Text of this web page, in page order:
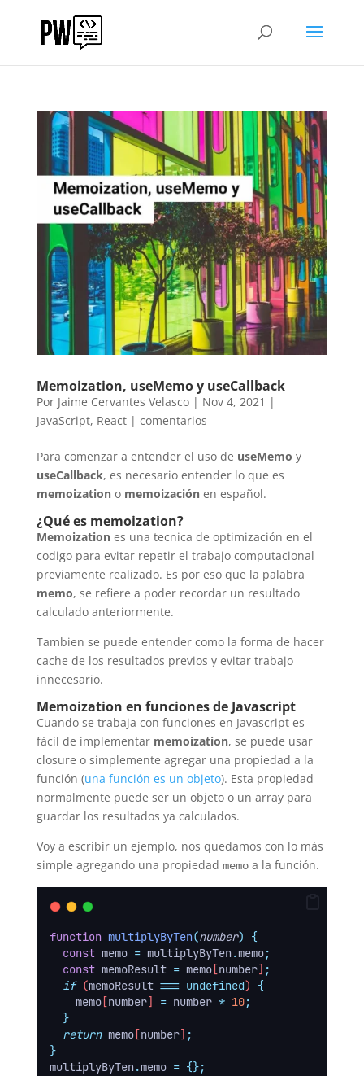
Memoization, useMemo y useCallback
Por Jaime Cervantes Velasco| Nov 4, 2021 |
JavaScript, React| comentarios
Para comenzar a entender el uso de useMemo y
useCallback, es necesario entender lo que es
memoizationo memoizaciónen español.
¿Qué es memoization?
Memoizationes una tecnica de optimización en el
codigo para evitar repetir el trabajo computacional
previamente realizado. Es por eso que la palabra
memo, se refiere a poder recordar un resultado
calculado anteriormente.
Tambien se puede entender como la forma de hacer
cache de los resultados previos y evitar trabajo
innecesario.
Memoization en funciones de Javascript
Cuando se trabaja con funciones en Javascript es
fácil de implementar memoization, se puede usar
closure o simplemente agregar una propiedad a la
función (una función es un objeto). Esta propiedad
normalmente puede ser un objeto o un array para
guardar los resultados ya calculados.
Voy a escribir un ejemplo, nos quedamos con lo más
simple agregando una propiedad memoa la función.
function multiplyByTen(number)
{
const memo = multiplyByTen.memo;
const memoResult = memo[number] ;
if (memoResult === undefined) {
memo[number] = number * 10;
}
return memo[number] ;
}
multiplyByTen.memo = {};